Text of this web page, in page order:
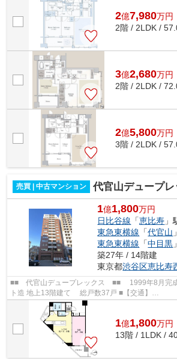
2億7,980万円
2階 / 2LDK /
3億2,680万円
2階 / 2LDK /
2億5,800万円
3階 / 2LDK /
売買 | 中古マンション 代官山デュープレ
1億1,800万円
日比谷線 「恵比寿 」
東急東横線 「代官山
東急東横線 「中目黒
築27年 / 14階建
東京都渋谷区恵比寿
■■ 代官山デュープレックス ■■ 1999年8月完成 鉄骨鉄筋コンクリー
ト造 地上13階建て 総戸数37戸 ■【交通】
━━━━━━━━━━━━━━━ JR山手線等【恵
1億1,800万円
13階 / 1LDK /